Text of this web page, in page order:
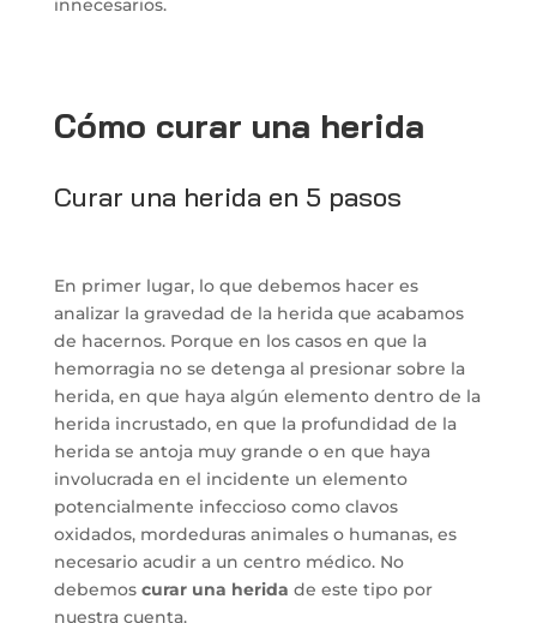
innecesarios.
Cómo curar una herida
Curar una herida en 5 pasos
En primer lugar, lo que debemos hacer es
analizar la gravedad de la herida que acabamos
de hacernos. Porque en los casos en que la
hemorragia no se detenga al presionar sobre la
herida, en que haya algún elemento dentro de la
herida incrustado, en que la profundidad de la
herida se antoja muy grande o en que haya
involucrada en el incidente un elemento
potencialmente infeccioso como clavos
oxidados, mordeduras animales o humanas, es
necesario acudir a un centro médico. No
debemos curar una herida de este tipo por
nuestra cuenta.